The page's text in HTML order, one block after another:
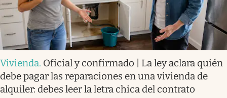
Vivienda. Oficial y confirmado | La ley aclara quién
debe pagar las reparaciones en una vivienda de
alquiler: debes leer la letra chica del contrato